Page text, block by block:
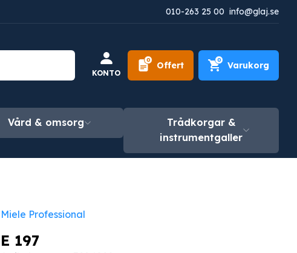
010-263 25 00 info@glaj.se
KONTO
0
Offert
0
Varukorg
Vård & omsorg
Trådkorgar &
instrumentgaller
Miele Professional
E 197